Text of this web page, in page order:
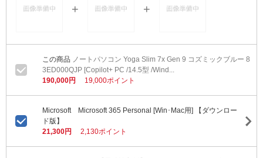
ノートパソコン Yoga Slim 7x Gen 9 コズミックブルー 8
3ED000QJP [Copilot+ PC /14.5型 /Wind...
190,000円
19,000ポイント
Microsoft Microsoft 365 Personal [Win･Mac用] 【ダウンロー
ド版】
21,300円
2,130ポイント